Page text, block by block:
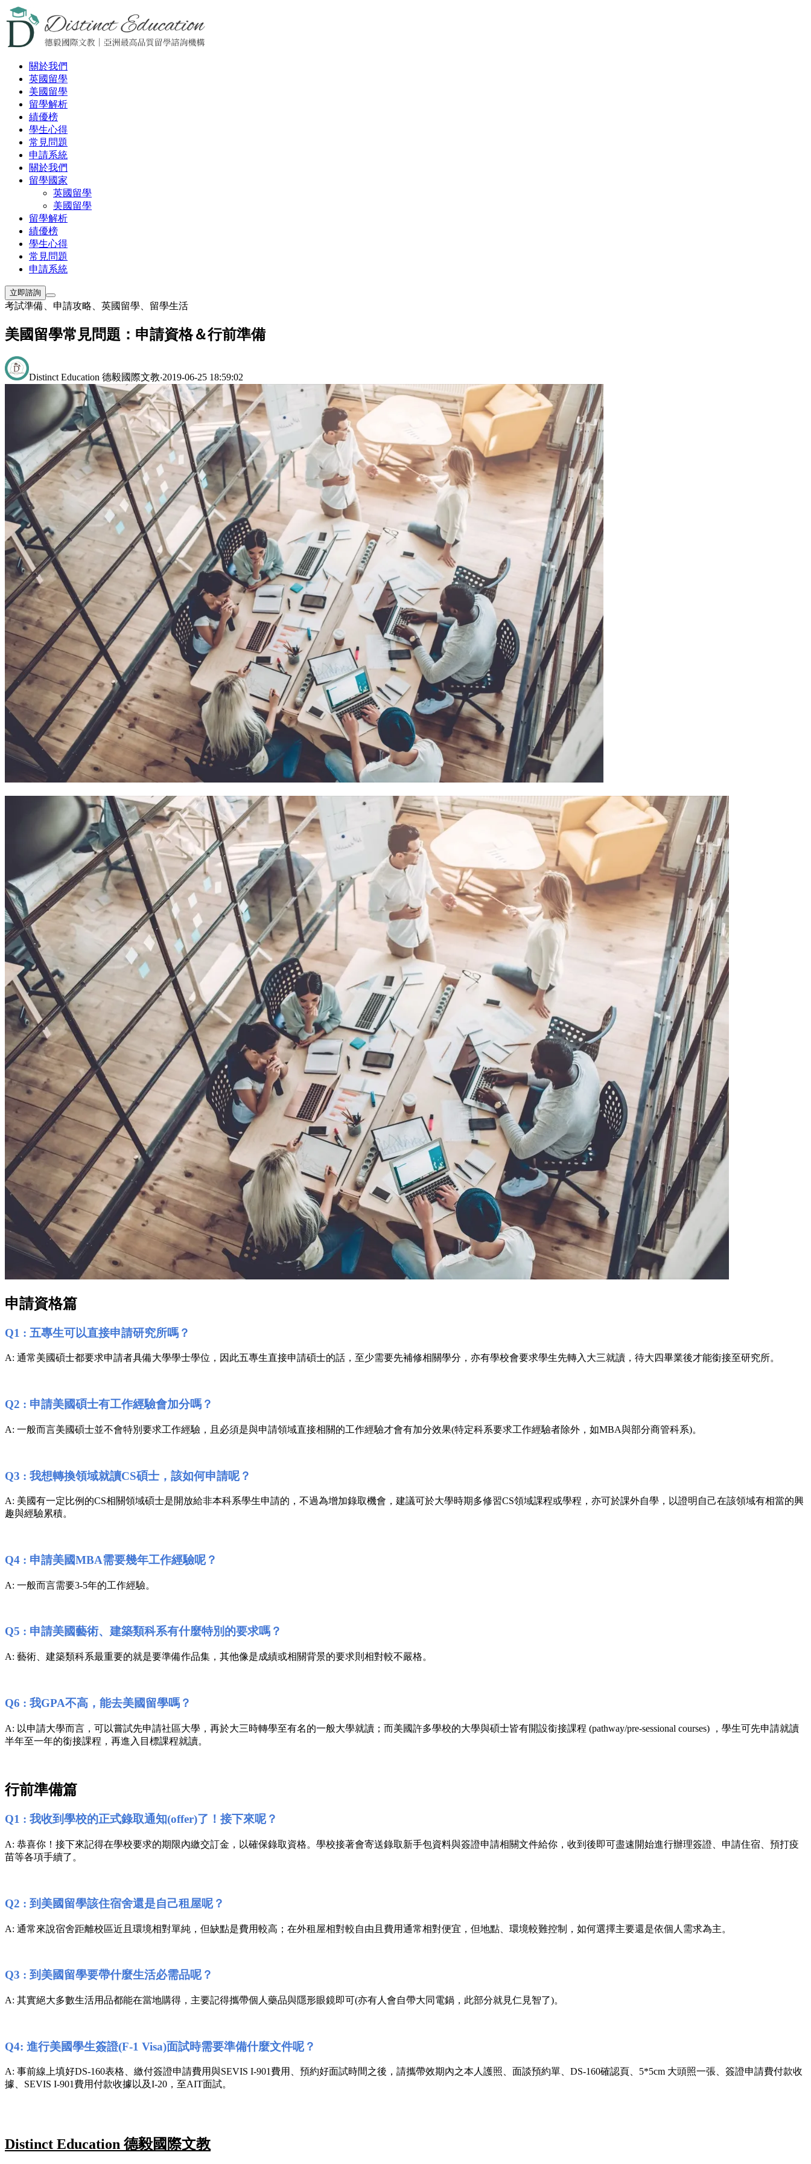
關於我們
英國留學
美國留學
留學解析
績優榜
學生心得
常見問題
申請系統
關於我們
留學國家
英國留學
美國留學
留學解析
績優榜
學生心得
常見問題
申請系統
立即諮詢
考試準備 申請攻略 英國留學 留學生活
美國留學常見問題：申請資格＆行前準備
Distinct Education 德毅國際文教‧2019-06-25 18:59:02
申請資格篇
Q1 : 五專生可以直接申請研究所嗎？
A: 通常美國碩士都要求申請者具備大學學士學位，因此五專生直接申請碩士的話，至少需要先補修相關學分，亦有學校會要求學生先轉入大三就讀，待大四畢業後才能銜接至研究所。
Q2 : 申請美國碩士有工作經驗會加分嗎？
A: 一般而言美國碩士並不會特別要求工作經驗，且必須是與申請領域直接相關的工作經驗才會有加分效果(特定科系要求工作經驗者除外，如MBA與部分商管科系)。
Q3 : 我想轉換領域就讀CS碩士，該如何申請呢？
A: 美國有一定比例的CS相關領域碩士是開放給非本科系學生申請的，不過為增加錄取機會，建議可於大學時期多修習CS領域課程或學程，亦可於課外自學，以證明自己在該領域有相當的興
趣與經驗累積。
Q4 : 申請美國MBA需要幾年工作經驗呢？
A: 一般而言需要3-5年的工作經驗。
Q5 : 申請美國藝術、建築類科系有什麼特別的要求嗎？
A: 藝術、建築類科系最重要的就是要準備作品集，其他像是成績或相關背景的要求則相對較不嚴格。
Q6 : 我GPA不高，能去美國留學嗎？
A: 以申請大學而言，可以嘗試先申請社區大學，再於大三時轉學至有名的一般大學就讀；而美國許多學校的大學與碩士皆有開設銜接課程 (pathway/pre-sessional courses) ，學生可先申請就讀
半年至一年的銜接課程，再進入目標課程就讀。
行前準備篇
Q1 : 我收到學校的正式錄取通知(offer)了！接下來呢？
A: 恭喜你！接下來記得在學校要求的期限內繳交訂金，以確保錄取資格。學校接著會寄送錄取新手包資料與簽證申請相關文件給你，收到後即可盡速開始進行辦理簽證、申請住宿、預打疫
苗等各項手續了。
Q2 : 到美國留學該住宿舍還是自己租屋呢？
A: 通常來說宿舍距離校區近且環境相對單純，但缺點是費用較高；在外租屋相對較自由且費用通常相對便宜，但地點、環境較難控制，如何選擇主要還是依個人需求為主。
Q3 : 到美國留學要帶什麼生活必需品呢？
A: 其實絕大多數生活用品都能在當地購得，主要記得攜帶個人藥品與隱形眼鏡即可(亦有人會自帶大同電鍋，此部分就見仁見智了)。
Q4: 進行美國學生簽證(F-1 Visa)面試時需要準備什麼文件呢？
A: 事前線上填好DS-160表格、繳付簽證申請費用與SEVIS I-901費用、預約好面試時間之後，請攜帶效期內之本人護照、面談預約單、DS-160確認頁、5*5cm 大頭照一張、簽證申請費付款收
據、SEVIS I-901費用付款收據以及I-20，至AIT面試。
Distinct Education 德毅國際文教